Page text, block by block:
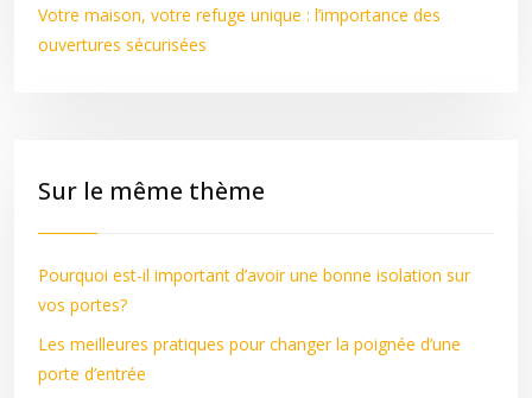
Votre maison, votre refuge unique : l’importance des
ouvertures sécurisées
Sur le même thème
Pourquoi est-il important d’avoir une bonne isolation sur
vos portes?
Les meilleures pratiques pour changer la poignée d’une
porte d’entrée